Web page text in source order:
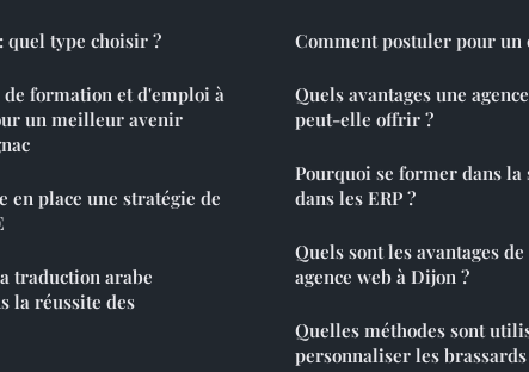
quel type choisir ?
formation et d'emploi à
un meilleur avenir
en place une stratégie de
traduction arabe
la réussite des
Comment postuler pour un
Quels avantages une
peut-elle offrir ?
Pourquoi se former dans la
dans les ERP ?
Quels sont les avantages
agence web à Dijon ?
Quelles méthodes sont
personnaliser les brassards